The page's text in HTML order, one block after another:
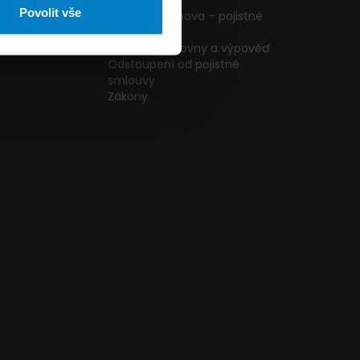
Povolit vše
Pojištění domova – pojistné
podmínky
Změna pojišťovny a výpověď
Odstoupení od pojistné
smlouvy
Zákony